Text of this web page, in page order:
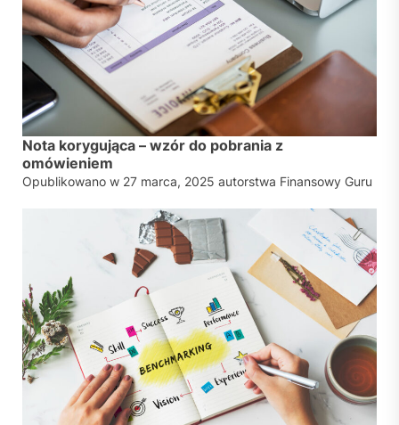
Nota korygująca – wzór do pobrania z
omówieniem
Opublikowano w 27 marca, 2025 autorstwa Finansowy Guru